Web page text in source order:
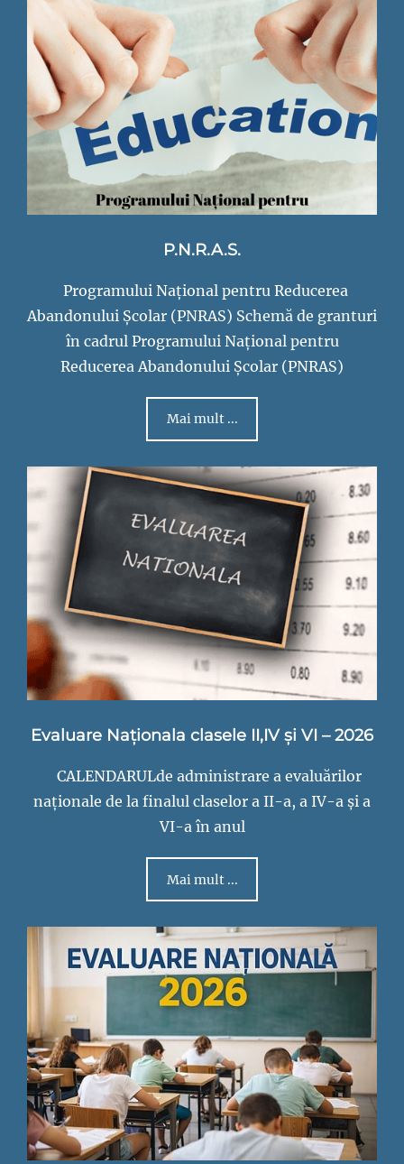
nr.2
Codlea
nr.2
Codlea
P.N.R.A.S.
Programului Național pentru Reducerea
Abandonului Școlar (PNRAS) Schemă de granturi
în cadrul Programului Național pentru
Reducerea Abandonului Școlar (PNRAS)
Mai mult ...
Evaluare Naționala clasele II,IV și VI – 2026
CALENDARULde administrare a evaluărilor
naționale de la finalul claselor a II-a, a IV-a și a
VI-a în anul
Mai mult ...